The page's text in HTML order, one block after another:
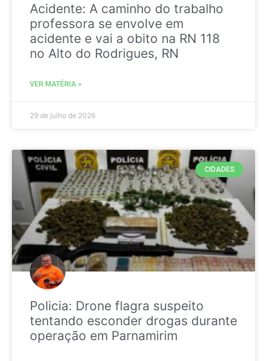
Acidente: A caminho do trabalho
professora se envolve em
acidente e vai a obito na RN 118
no Alto do Rodrigues, RN
VER MATÉRIA »
29 de julho de 2026
CIDADES
Policia: Drone flagra suspeito
tentando esconder drogas durante
operação em Parnamirim